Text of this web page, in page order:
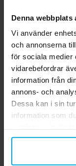
Denna webbplats
Vi använder
och annonserna
för sociala medier
vidarebefordrar
information från
annons- och
Dessa kan i sin
information som
närsomhelst